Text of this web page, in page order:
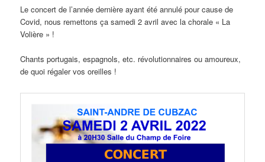
Le concert de l’année dernière ayant été annulé pour cause de
Covid, nous remettons ça samedi 2 avril avec la chorale « La
Volière » !
Chants portugais, espagnols, etc. révolutionnaires ou amoureux,
de quoi régaler vos oreilles !